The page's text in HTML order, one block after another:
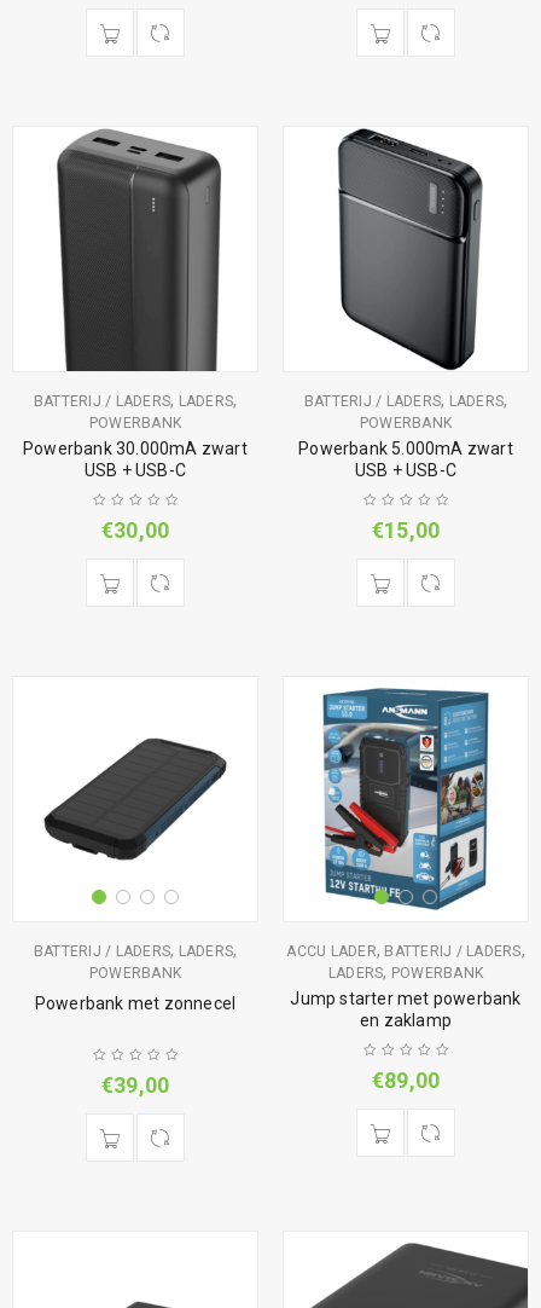
BATTERIJ / LADERS, LADERS,
POWERBANK
Powerbank 30.000mA zwart
USB + USB-C
€30,00
BATTERIJ / LADERS, LADERS,
POWERBANK
Powerbank 5.000mA zwart
USB + USB-C
€15,00
BATTERIJ / LADERS, LADERS,
POWERBANK
Powerbank met zonnecel
€39,00
ACCU LADER, BATTERIJ / LADERS,
LADERS, POWERBANK
Jump starter met powerbank
en zaklamp
€89,00